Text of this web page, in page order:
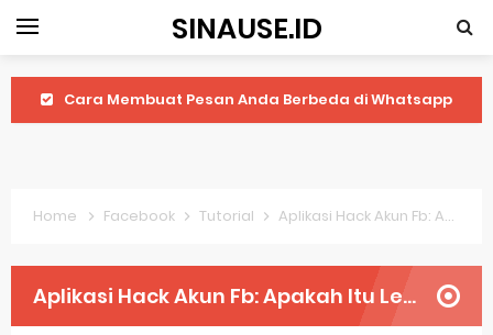
SINAUSE.ID
Cara Membuat Pesan Anda Berbeda di Whatsapp
Harga Laptop Acer Windows 10
Keytweak Windows 10
Home Facebook Tutorial Aplikasi Hack Akun Fb: Apakah Itu Legal?
Aplikasi Hack Akun Fb: Apakah Itu Legal?